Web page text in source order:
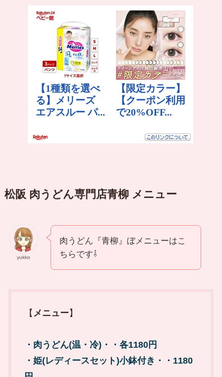
松阪 肉うどん専門店青柳 メニュー
yukko
肉うどん『青柳』ぼメニューはこ
ちらです⇩
【 メニュー 】
・肉うどん(温・冷)・・各1180円
・姫(レディースセット)小鉢付き・・1180